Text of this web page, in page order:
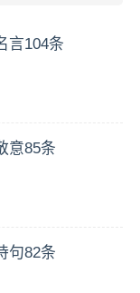
言104条
意85条
句82条